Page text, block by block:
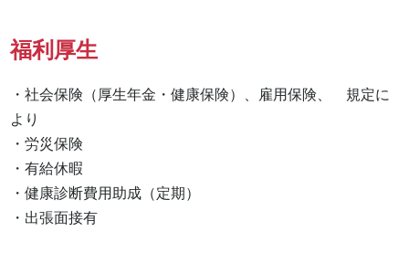
福利厚生
・社会保険（厚生年金・健康保険）、雇用保険、　規定に
より
・労災保険
・有給休暇
・健康診断費用助成（定期）
・出張面接有